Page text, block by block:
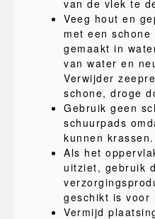
van de vlek te
Veeg hout en
met een
gemaakt in
van water en
Verwijder
schone, droge
Gebruik geen
schuurpads
kunnen krassen.
Als het
uitziet, gebruik
geschikt is voor
Vermijd